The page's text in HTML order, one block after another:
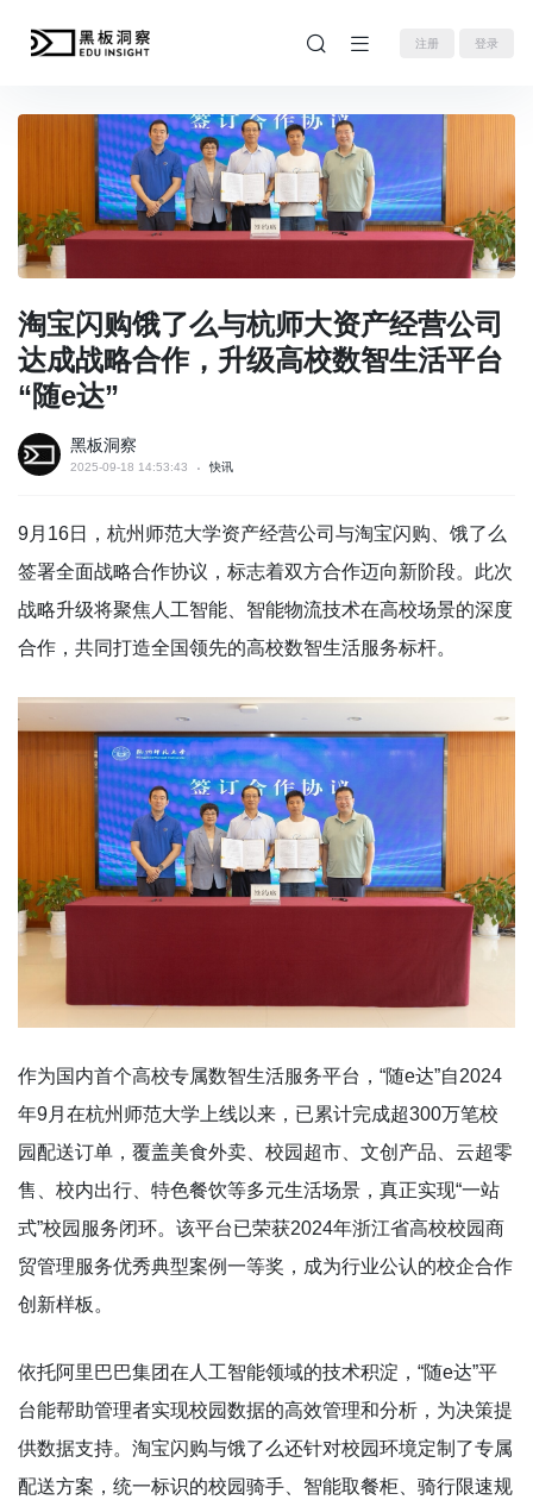
注册 登录
淘宝闪购饿了么与杭师大资产经营公司
达成战略合作，升级高校数智生活平台
“随e达”
黑板洞察
2025-09-18 14:53:43 快讯
9月16日，杭州师范大学资产经营公司与淘宝闪购、饿了么
签署全面战略合作协议，标志着双方合作迈向新阶段。此次
战略升级将聚焦人工智能、智能物流技术在高校场景的深度
合作，共同打造全国领先的高校数智生活服务标杆。
作为国内首个高校专属数智生活服务平台，“随e达”自2024
年9月在杭州师范大学上线以来，已累计完成超300万笔校
园配送订单，覆盖美食外卖、校园超市、文创产品、云超零
售、校内出行、特色餐饮等多元生活场景，真正实现“一站
式”校园服务闭环。该平台已荣获2024年浙江省高校校园商
贸管理服务优秀典型案例一等奖，成为行业公认的校企合作
创新样板。
依托阿里巴巴集团在人工智能领域的技术积淀，“随e达”平
台能帮助管理者实现校园数据的高效管理和分析，为决策提
供数据支持。淘宝闪购与饿了么还针对校园环境定制了专属
配送方案，统一标识的校园骑手、智能取餐柜、骑行限速规